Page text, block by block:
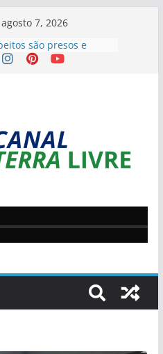
7, 2026
são presos e
sete armas é
vice em chapa
do PL
casa da ex-
com filha de 13 anos
e foge após o
na educação
apresenta projeto